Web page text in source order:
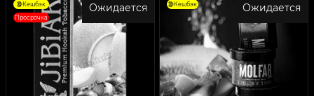
Ожидается
Кешбэк
Просрочка
Ожидается
Кешбэк